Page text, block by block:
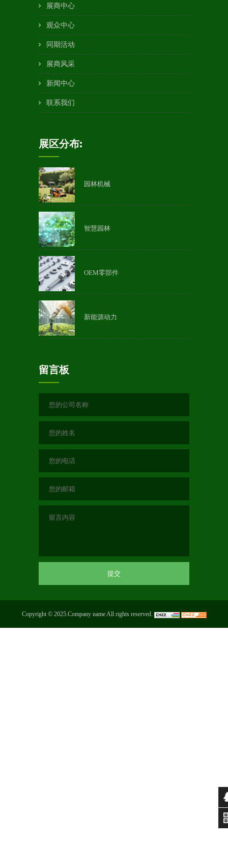
展商中心
观众中心
同期活动
展商风采
新闻中心
联系我们
展区分布:
园林机械
智慧园林
OEM零部件
新能源动力
留言板
Copyright © 2025.Company name All rights reserved.